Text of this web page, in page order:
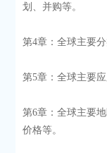
划、并购等。
第4章：全球主要
第5章：全球主要
第6章：全球主要
价格等。